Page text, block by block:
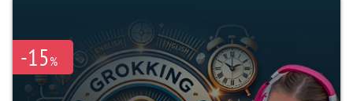
-15%